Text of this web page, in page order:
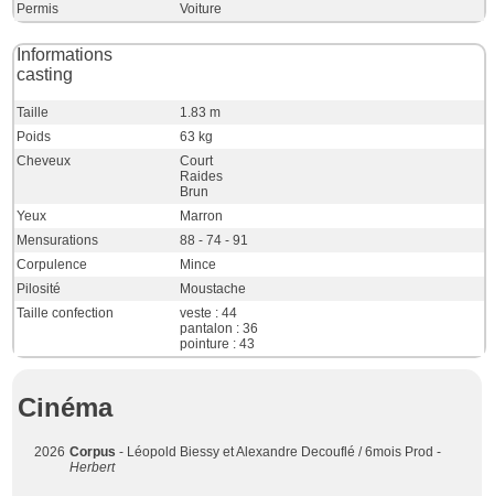
Permis
Voiture
Informations
casting
Taille
1.83 m
Poids
63 kg
Cheveux
Court
Raides
Brun
Yeux
Marron
Mensurations
88 - 74 - 91
Corpulence
Mince
Pilosité
Moustache
Taille confection
veste : 44
pantalon : 36
pointure : 43
Cinéma
2026 Corpus - Léopold Biessy et Alexandre Decouflé / 6mois Prod -
Herbert